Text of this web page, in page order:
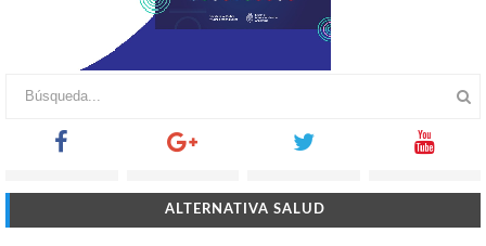
ALTERNATIVA SALUD